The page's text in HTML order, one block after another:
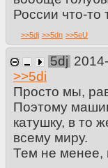
России что-то
>>5dj >>5dn >>5eU
5dj
>>5di
Просто мы,
Поэтому
катушку, в то
всему миру.
Тем не менее,